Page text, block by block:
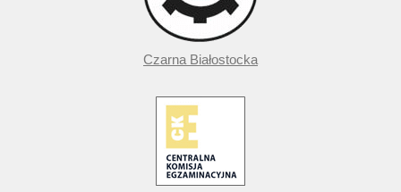
Czarna Białostocka